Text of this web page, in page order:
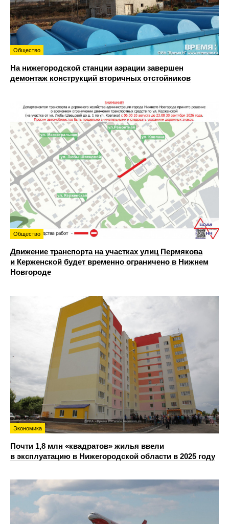
Общество
На нижегородской станции аэрации завершен
демонтаж конструкций вторичных отстойников
Общество
Движение транспорта на участках улиц Пермякова
и Керженской будет временно ограничено в Нижнем
Новгороде
Экономика
Почти 1,8 млн «квадратов» жилья ввели
в эксплуатацию в Нижегородской области в 2025 году